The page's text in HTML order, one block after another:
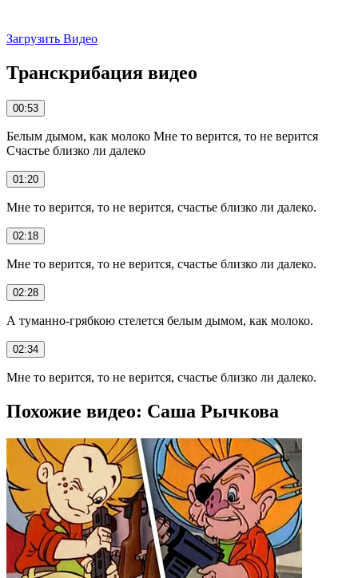
Загрузить Видео
Транскрибация видео
00:53
Белым дымом, как молоко Мне то верится, то не верится
Счастье близко ли далеко
01:20
Мне то верится, то не верится, счастье близко ли далеко.
02:18
Мне то верится, то не верится, счастье близко ли далеко.
02:28
А туманно-грябкою стелется белым дымом, как молоко.
02:34
Мне то верится, то не верится, счастье близко ли далеко.
Похожие видео: Саша Рычкова